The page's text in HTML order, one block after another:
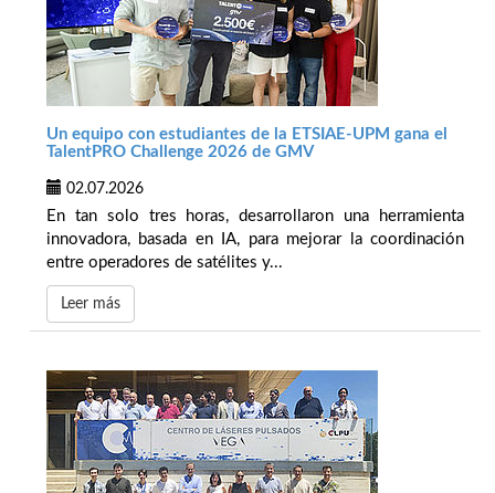
Un equipo con estudiantes de la ETSIAE-UPM gana el
TalentPRO Challenge 2026 de GMV
02.07.2026
En tan solo tres horas, desarrollaron una herramienta
innovadora, basada en IA, para mejorar la coordinación
entre operadores de satélites y...
Leer más